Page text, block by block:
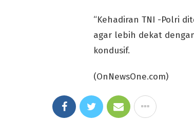
“Kehadiran TNI -Polri
agar lebih dekat
kondusif.
(OnNewsOne.com)